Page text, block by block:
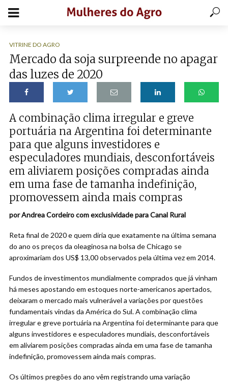
VITRINE DO AGRO
Mercado da soja surpreende no apagar
das luzes de 2020
A combinação clima irregular e greve
portuária na Argentina foi determinante
para que alguns investidores e
especuladores mundiais, desconfortáveis
em aliviarem posições compradas ainda
em uma fase de tamanha indefinição,
promovessem ainda mais compras
por Andrea Cordeiro com exclusividade para Canal Rural
Reta final de 2020 e quem diria que exatamente na última semana
do ano os preços da oleaginosa na bolsa de Chicago se
aproximariam dos US$ 13,00 observados pela última vez em 2014.
Fundos de investimentos mundialmente comprados que já vinham
há meses apostando em estoques norte-americanos apertados,
deixaram o mercado mais vulnerável a variações por questões
fundamentais vindas da América do Sul. A combinação clima
irregular e greve portuária na Argentina foi determinante para que
alguns investidores e especuladores mundiais, desconfortáveis
em aliviarem posições compradas ainda em uma fase de tamanha
indefinição, promovessem ainda mais compras.
Os últimos pregões do ano vêm registrando uma variação